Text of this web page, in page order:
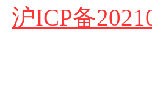
沪ICP备